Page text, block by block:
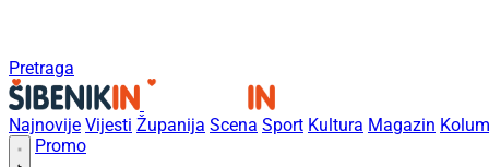
Pretraga
Najnovije Vijesti Županija Scena Sport Kultura Magazin
Promo